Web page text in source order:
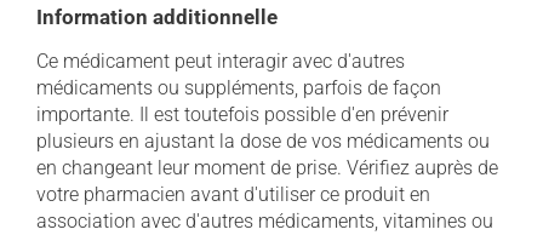
Information additionnelle
Ce médicament peut interagir avec d'autres
médicaments ou suppléments, parfois de façon
importante. Il est toutefois possible d'en prévenir
plusieurs en ajustant la dose de vos médicaments ou
en changeant leur moment de prise. Vérifiez auprès de
votre pharmacien avant d'utiliser ce produit en
association avec d'autres médicaments, vitamines ou